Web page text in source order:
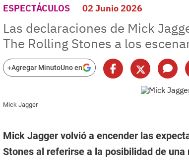
ESPECTÁCULOS 02 Junio 2026
Las declaraciones de Mick
The Rolling Stones a los
+Agregar MinutoUno en
Mick Jagger
Mick Jagger volvió a encender las
Stones al referirse a la posibilidad de